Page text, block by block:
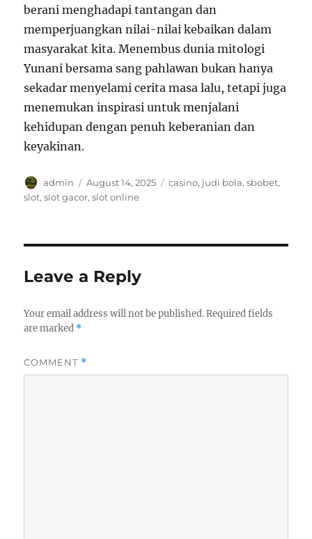
berani menghadapi tantangan dan
memperjuangkan nilai-nilai kebaikan dalam
masyarakat kita. Menembus dunia mitologi
Yunani bersama sang pahlawan bukan hanya
sekadar menyelami cerita masa lalu, tetapi juga
menemukan inspirasi untuk menjalani
kehidupan dengan penuh keberanian dan
keyakinan.
Author
admin
Posted
on
August 14, 2025 Tags
casino, judi bola,sbobet,
slot,slot gacor,slot online
Leave a Reply
Your email address will not be published. Required fields
are marked *
COMMENT *